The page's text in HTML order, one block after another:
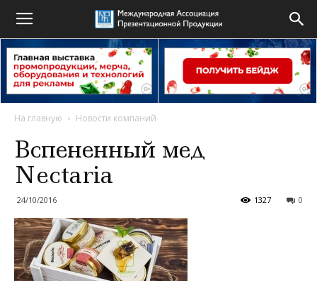
На главную Новости компаний
Вспененный мед
Nectaria
24/10/2016 0
1327